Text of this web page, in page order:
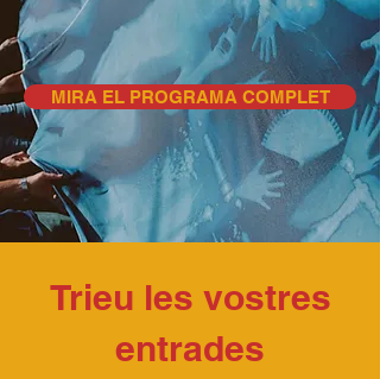
MIRA EL PROGRAMA COMPLET
Trieu les vostres
entrades